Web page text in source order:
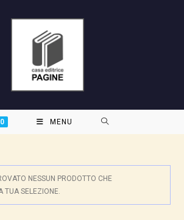
0 MENU
NESSUN PRODOTTO CHE
TUA SELEZIONE.